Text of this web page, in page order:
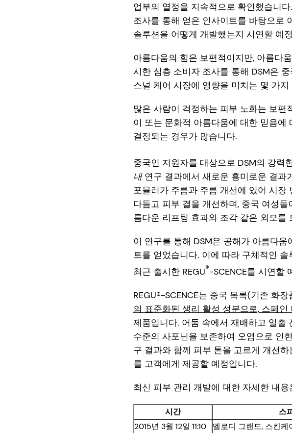
업부의 열정을 지속적으로 확인했습니
조사를 통해 얻은 인사이트를 바탕으로
솔루션을 어떻게 개발했는지 시연할 예
아름다움의 힘은 보편적이지만, 아름다
시한 심층 소비자 조사를 통해 DSM은
스널 케어 시장에 영향을 미치는 몇 가
많은 사람이 걱정하는 피부 노화는 보
이 또는 문화적 아름다움에 대한 믿음
결정되는 경우가 많습니다.
중국인 지원자를 대상으로 DSM의 강력
내연구 결과에서 새로운 흥미로운 결과
포뮬러가 주름과 주름 개선에 있어 시
다듬고 피부 결을 개선하며, 중국 여성
름다운 리프팅 효과와 조각 같은 외모를
이 연구를 통해 DSM은 공해가 아름다
트를 얻었습니다. 이에 따라 구체적인
최근 출시한 REGU®-SCENCE를 시연할
REGU®-SCENCE는 중국 목록(기존 화
의 표준화된 생리 활성 성분으로, 스페
제품입니다. 어둠 속에서 재배하고 일
수준의 사포닌을 보존하여 오염으로 인
구 결과와 함께 피부 톤을 고르게 개선
를 고객에게 제공할 예정입니다.
최신 피부 관리 개발에 대한 자세한 내
시간 스
2015년 3월 12일 11:10
엘로디 그랜드, 스킨케